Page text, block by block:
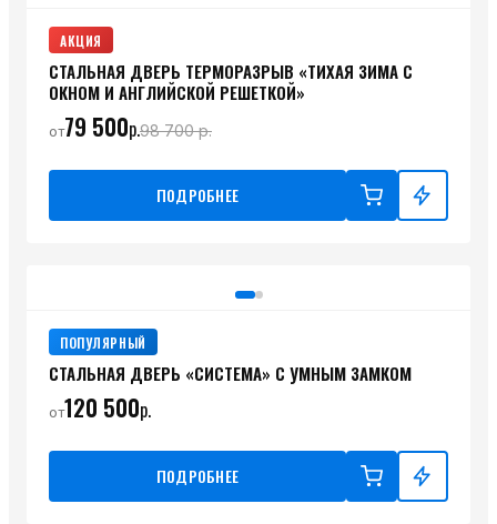
АКЦИЯ
СТАЛЬНАЯ ДВЕРЬ ТЕРМОРАЗРЫВ «ТИХАЯ ЗИМА С
ОКНОМ И АНГЛИЙСКОЙ РЕШЕТКОЙ»
от79 500р.98 700р.
ПОДРОБНЕЕ
ПОПУЛЯРНЫЙ
СТАЛЬНАЯ ДВЕРЬ «СИСТЕМА» С УМНЫМ ЗАМКОМ
от120 500р.
ПОДРОБНЕЕ